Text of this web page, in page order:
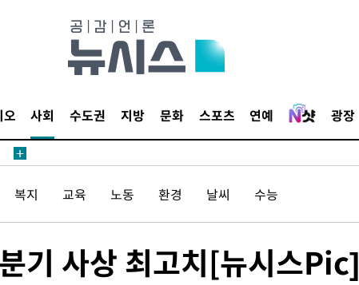
사회 수도권 지방 문화 스포츠 연예 광장
복지 교육 노동 환경 날씨 수능
기 사상 최고치[뉴시스Pic]